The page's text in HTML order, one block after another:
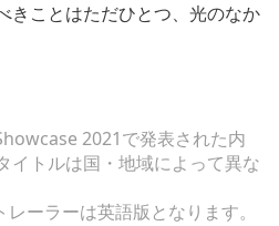
きことはただひとつ、光のなか
2021で発表された内
イトルは国・地域によって異な
ーラーは英語版となります。